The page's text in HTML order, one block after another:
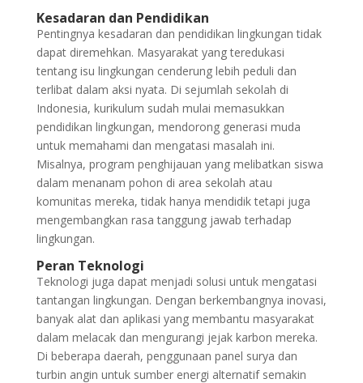
Kesadaran dan Pendidikan
Pentingnya kesadaran dan pendidikan lingkungan tidak
dapat diremehkan. Masyarakat yang teredukasi
tentang isu lingkungan cenderung lebih peduli dan
terlibat dalam aksi nyata. Di sejumlah sekolah di
Indonesia, kurikulum sudah mulai memasukkan
pendidikan lingkungan, mendorong generasi muda
untuk memahami dan mengatasi masalah ini.
Misalnya, program penghijauan yang melibatkan siswa
dalam menanam pohon di area sekolah atau
komunitas mereka, tidak hanya mendidik tetapi juga
mengembangkan rasa tanggung jawab terhadap
lingkungan.
Peran Teknologi
Teknologi juga dapat menjadi solusi untuk mengatasi
tantangan lingkungan. Dengan berkembangnya inovasi,
banyak alat dan aplikasi yang membantu masyarakat
dalam melacak dan mengurangi jejak karbon mereka.
Di beberapa daerah, penggunaan panel surya dan
turbin angin untuk sumber energi alternatif semakin